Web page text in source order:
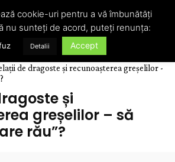
de dragoste și recunoașterea greșelilor -
și
greșelilor – să
rău”?
cookie-uri pentru a vă îmbunătăți
nu sunteți de acord, puteți renunța:
Detalii Accept